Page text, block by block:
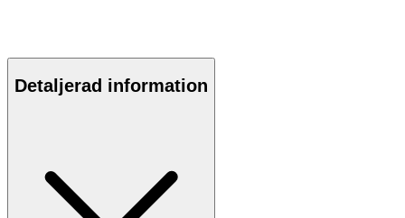
Detaljerad information